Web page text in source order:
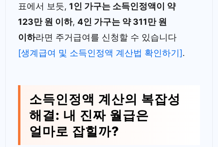
표에서 보듯, 1인 가구는 소득인정액이 약
123만 원 이하, 4인 가구는 약 311만 원
이하라면 주거급여를 신청할 수 있습니다
[생계급여 및 소득인정액 계산법 확인하기].
소득인정액 계산의 복잡성
해결: 내 진짜 월급은
얼마로 잡힐까?